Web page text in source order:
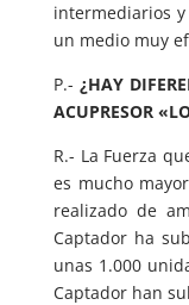
intermediarios y
un medio muy
P.- ¿HAY
ACUPRESOR
R.- La Fuerza
es mucho
realizado de
Captador ha
unas 1.000
Captador han